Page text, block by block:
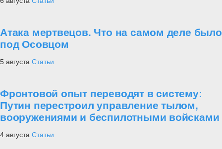
Атака мертвецов. Что на самом деле было
под Осовцом
5 августа Статьи
Фронтовой опыт переводят в систему:
Путин перестроил управление тылом,
вооружениями и беспилотными войсками
4 августа Статьи